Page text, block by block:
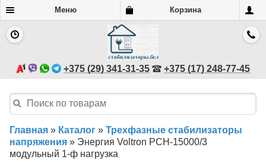
Меню Корзина
+375 (29) 341-31-35 +375 (17) 248-77-45
Главная » Каталог » Трехфазные стабилизаторы
напряжения » Энергия Voltron РСН-15000/3
модульный 1-ф нагрузка